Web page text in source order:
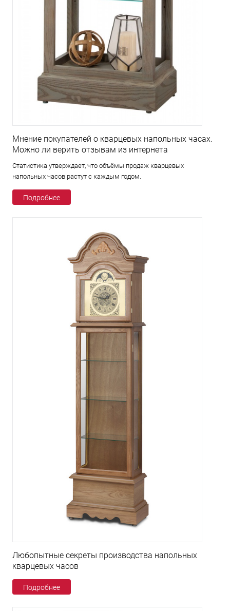
Мнение покупателей о кварцевых напольных часах.
Можно ли верить отзывам из интернета
Статистика утверждает, что объёмы продаж кварцевых
напольных часов растут с каждым годом.
Подробнее
Любопытные секреты производства напольных
кварцевых часов
Подробнее